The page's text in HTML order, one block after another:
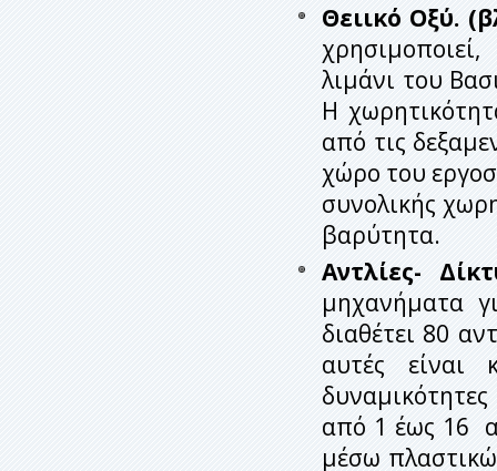
Θειικό Οξύ.
λιμάνι του
Η
από τις
χώρο του
συνολικής
βαρύτητα.
Αντλίες-
μηχανήματα
διαθέτει 80
αυτές είναι
από 1 έως 16
μέσω